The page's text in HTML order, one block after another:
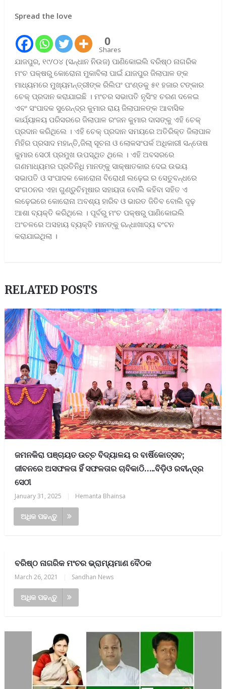
Spread the love
0
Shares
ଯାଜପୁର, ୧୯/୦୪ (ସନ୍ଧାନ ନିଉଜ) ପାଣିକୋଇଲି ବରିଷ୍ଠ ନାଗରିକ
ମଂଚ ପକ୍ଷରୁ କୋରୋନା ମୁକାବିଲା ପାଇଁ ଯାଜପୁର ଜିଲାପାଳ ଙ୍କ
ମାଧ୍ୟମରେ ମୁଖ୍ୟମନ୍ତ୍ରୀଙ୍କ ରିଲିପଂ ପଂଣ୍ଡକୁ ୫୧ ହଜାର ଟଙ୍କାର
ଚେକ୍ ପ୍ରଦାନ କରାଯାଇଛି । ମଂଚର ସଭାପତି ନୃସିଂହ ଚରଣ ଦଳେଇ
ଏବଂ ସଂପାଦକ ସୁରେନ୍ଦ୍ର କୁମାର ରାୟ ଜିଲାପାଳଙ୍କ ଆବାସିକ
କାର୍ଯ୍ୟାଳୟ ପରିସରରେ ଜିଲାପାଳ ରଂଜନ କୁମାର ଦାସଙ୍କୁ ଏହି ଚେକ୍
ପ୍ରଦାନ କରିଥିଲେ । ଏହି ଚେକ୍ ପ୍ରଦାନ ସମୟରେ ଅତିରିକ୍ତ ଜିଲାପାଳ
ମିହିର ପ୍ରସାଦ ମହାନ୍ତି,ଜିଲା୍ ସୂଚନା ଓ ଲୋକସଂପର୍କ ଅଧିକାରୀ ସନ୍ତୋଷ
କୁମାର ସେଠୀ ପ୍ରମୁଖ ଉପସ୍ଥିତ ଥିଲେ । ଏହି ଅବସରରେ
ଗଣମାଧ୍ୟମର ପ୍ରତିନିଧି ମାନଙ୍କୁ ସାକ୍ଷାତକାର ଦେଇ ଉଭୟ
ସଭାପତି ଓ ସଂପାଦକ କୋରୋନା ବିରୋଧୀ ଲଢ଼େଇ ର ସେତୁବନ୍ଧରେ
ସଂଗଠନର ଏହା ଗୁଣ୍ଡୁଚିମୂଷାର ସହାୟତା ବୋଲିି କହିବା ସହିତ ଏ
ଲଢ଼େଇରେ କୋରୋନା ଅବଶ୍ୟ ହାରିବ ଓ ଭାରତ ଜିତିବ ବୋଲି ଦୃଢ଼
ଆଶା ବ୍ୟକ୍ତି କରିଥିଲେ । ପୂର୍ବରୁ ମଂଚ ପକ୍ଷରୁ ପାଣିକୋଇଲି
ଅଂଚଳରେ ଅସହାୟ ବ୍ୟକ୍ତି ମାନଙ୍କୁ ରନ୍ଧାଖାଦ୍ୟ ବଂଟନ
କରାଯାଇଥିଲା ।
RELATED POSTS
ଜମନକିରା ପଞ୍ଚାୟତ ଉଚ୍ଚ ବିଦ୍ୟାଳୟ ର ବାର୍ଷିକୋତ୍ସବ;
ଜୀବନରେ ଅସଫଳତା ହିଁ ସଫଳତାର ଚାବିକାଠି…..ବିଡ଼ିଓ ରବୀନ୍ଦ୍ର
ସେଠୀ
January 31, 2025 Hemanta Bhainsa
ଅଧିକ ପଢନ୍ତୁ
ବରିଷ୍ଠ ନାଗରିକ ମଂଚର ଭ୍ରାମ୍ୟମାଣ ବୈଠକ
March 26, 2021 Sandhan News
ଅଧିକ ପଢନ୍ତୁ